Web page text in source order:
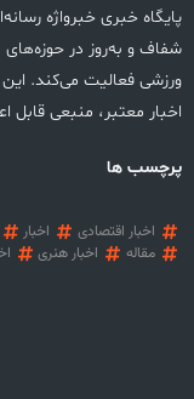
پایگاه خبری خبرواژه
شفاف و به‌روز در
ورزشی فعالیت می‌کند. این
اخبار معتبر، منبعی قابل
پرچسب ها
اخبار اقتصادی اخبار
مقاله
اخبار هنری